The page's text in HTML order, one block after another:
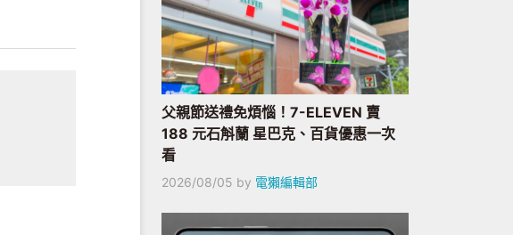
父親節送禮免煩惱！7-ELEVEN 賣
188 元石斛蘭 星巴克、百貨優惠一次
看
2026/08/05 by 電獺編輯部